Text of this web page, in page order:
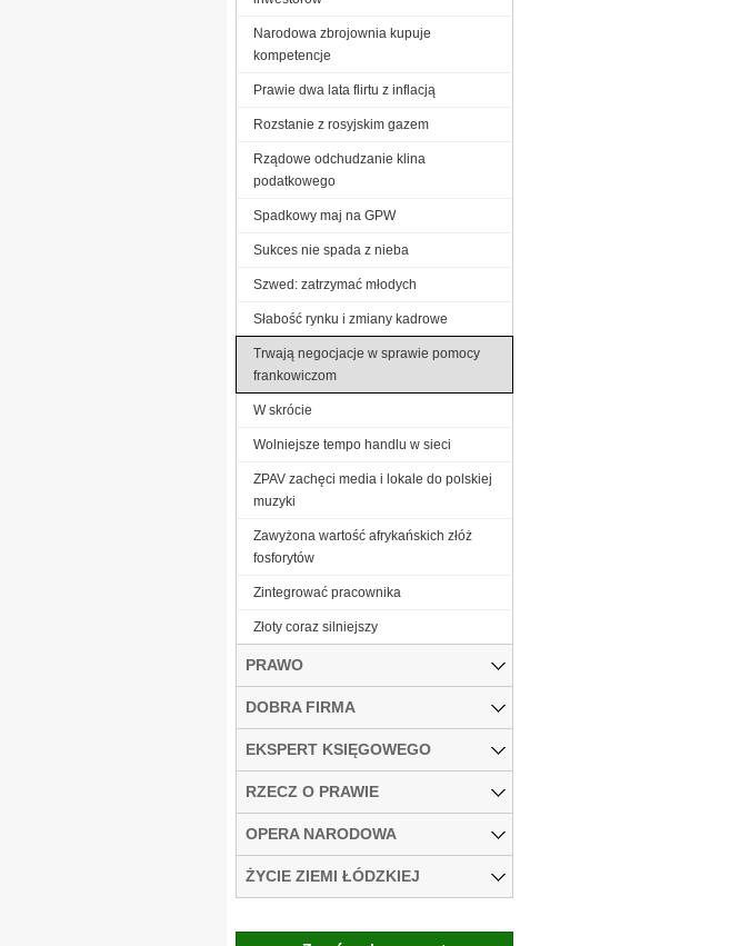
Narodowa zbrojownia kupuje
kompetencje
Prawie dwa lata flirtu z inflacją
Rozstanie z rosyjskim gazem
Rządowe odchudzanie klina
podatkowego
Spadkowy maj na GPW
Sukces nie spada z nieba
Szwed: zatrzymać młodych
Słabość rynku i zmiany kadrowe
Trwają negocjacje w sprawie pomocy
frankowiczom
W skrócie
Wolniejsze tempo handlu w sieci
ZPAV zachęci media i lokale do polskiej
muzyki
Zawyżona wartość afrykańskich złóż
fosforytów
Zintegrować pracownika
Złoty coraz silniejszy
PRAWO
DOBRA FIRMA
EKSPERT KSIĘGOWEGO
RZECZ O PRAWIE
OPERA NARODOWA
ŻYCIE ZIEMI ŁÓDZKIEJ